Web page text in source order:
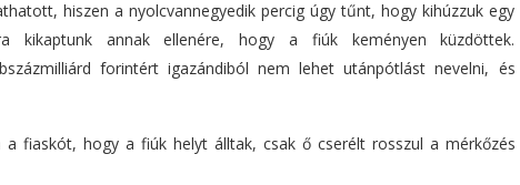
hiszen a nyolcvannegyedik percig úgy tűnt, hogy kihúzzuk egy
kikaptunk annak ellenére, hogy a fiúk keményen küzdöttek.
forintért igazándiból nem lehet utánpótlást nevelni, és
fiaskót, hogy a fiúk helyt álltak, csak ő cserélt rosszul a mérkőzés